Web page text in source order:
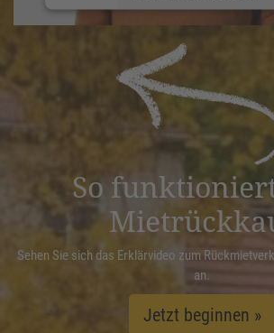
powered by
Management Platform
So
Sehen Sie sich das Erklärvideo zum
an.
Jetzt beginnen »